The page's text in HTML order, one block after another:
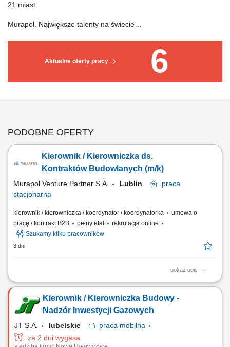
Aktualne oferty pracy 6
21 miast
Murapol. Największe talenty na świecie…
PODOBNE OFERTY
Kierownik / Kierowniczka ds.
Kontraktów Budowlanych (m/k)
Murapol Venture Partner S.A. Lublin
praca
stacjonarna
kierownik / kierowniczka / koordynator / koordynatorka
umowa o
pracę / kontrakt B2B
pełny etat
rekrutacja online
Szukamy kilku pracowników
3 dni
pokaż opis
Zakres obowiązków: Nadzór nad realizacją inwestycji zgodnie z
budowlanych, wybór oraz negocjacje z podwykonawcami. Prowadzenie
dokumentacji formalno-prawnej inwestycji. Przygotowanie i
Kierownik / Kierowniczka Budowy -
Nadzór Inwestycji Gazowych
JT S.A. lubelskie praca mobilna
za 2 dni wygasa